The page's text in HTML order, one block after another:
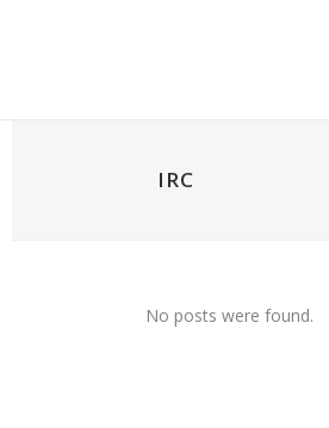
IRC
No posts were found.